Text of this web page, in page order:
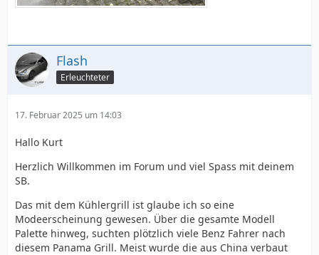
Flash
Erleuchteter
17. Februar 2025 um 14:03
Hallo Kurt
Herzlich Willkommen im Forum und viel Spass mit deinem
SB.
Das mit dem Kühlergrill ist glaube ich so eine
Modeerscheinung gewesen. Über die gesamte Modell
Palette hinweg, suchten plötzlich viele Benz Fahrer nach
diesem Panama Grill. Meist wurde die aus China verbaut